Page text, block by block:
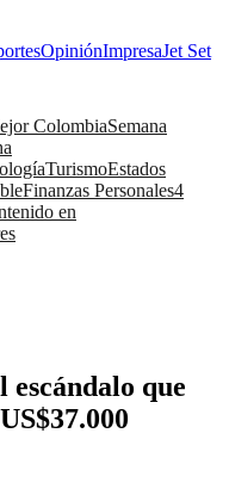
OpiniónImpresaJet Set
ColombiaSemana
TurismoEstados
Finanzas Personales4
en
escándalo que